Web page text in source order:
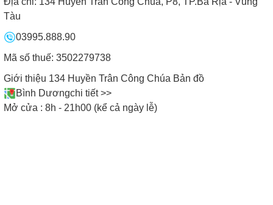
Tàu
03995.888.90
Mã số thuế: 3502279738
Giới thiệu 134 Huyền Trân Công Chúa Bản đồ
Bình Dươngchi tiết >>
Mở cửa : 8h - 21h00 (kể cả ngày lễ)